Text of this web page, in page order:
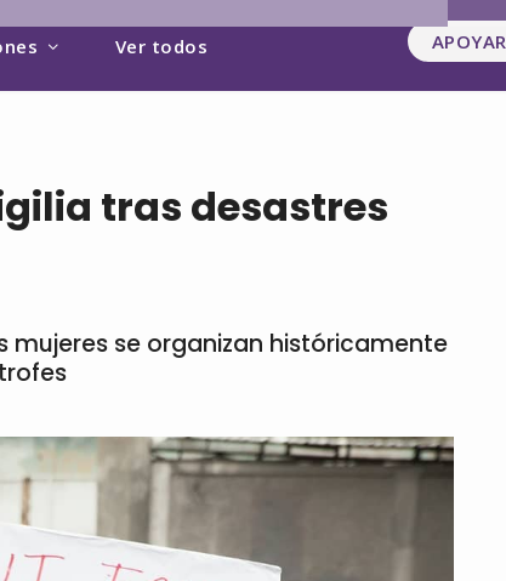
Ver todos APOYAR
tras desastres
se organizan históricamente